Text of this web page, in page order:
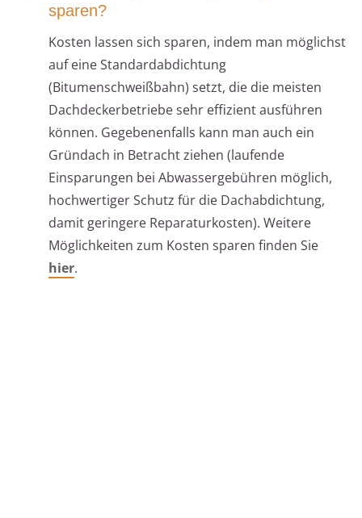
sparen?
Kosten lassen sich sparen, indem man möglichst
auf eine Standardabdichtung
(Bitumenschweißbahn) setzt, die die meisten
Dachdeckerbetriebe sehr effizient ausführen
können. Gegebenenfalls kann man auch ein
Gründach in Betracht ziehen (laufende
Einsparungen bei Abwassergebühren möglich,
hochwertiger Schutz für die Dachabdichtung,
damit geringere Reparaturkosten). Weitere
Möglichkeiten zum Kosten sparen finden Sie
hier.